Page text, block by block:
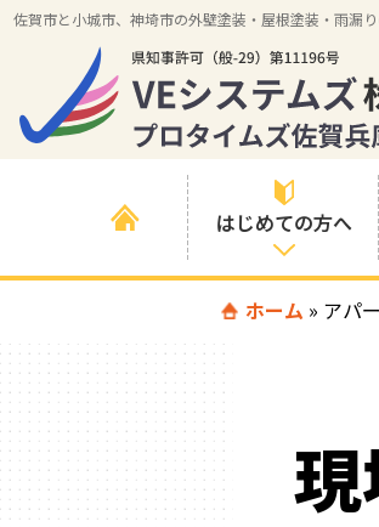
佐賀市と小城市、神埼市の外壁塗装・屋根塗装・雨漏
はじめての方へ
はじめて外壁塗
いる方へ
喜んでいただけ
る３つの理由
ホーム » アパ